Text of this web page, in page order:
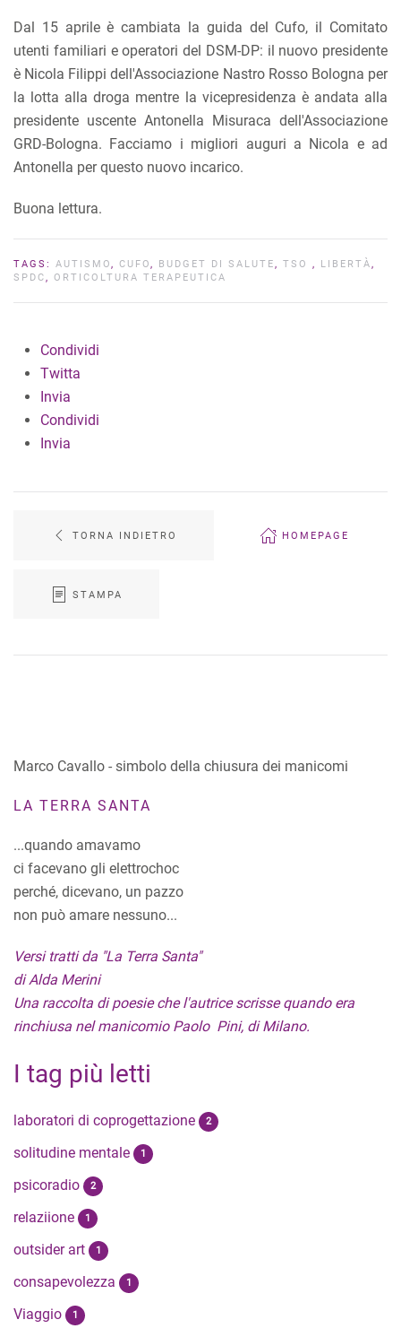
Dal 15 aprile è cambiata la guida del Cufo, il Comitato
utenti familiari e operatori del DSM-DP: il nuovo presidente
è Nicola Filippi dell'Associazione Nastro Rosso Bologna per
la lotta alla droga mentre la vicepresidenza è andata alla
presidente uscente Antonella Misuraca dell'Associazione
GRD-Bologna. Facciamo i migliori auguri a Nicola e ad
Antonella per questo nuovo incarico.
Buona lettura.
TAGS: AUTISMO, CUFO, BUDGET DI SALUTE, TSO , LIBERTÀ,
SPDC, ORTICOLTURA TERAPEUTICA
Condividi
Twitta
Invia
Condividi
Invia
TORNA INDIETRO HOMEPAGE
STAMPA
Marco Cavallo - simbolo della chiusura dei manicomi
LA TERRA SANTA
...quando amavamo
ci facevano gli elettrochoc
perché, dicevano, un pazzo
non può amare nessuno...
Versi tratti da "La Terra Santa"
di Alda Merini
Una raccolta di poesie che l'autrice scrisse quando era
rinchiusa nel manicomio Paolo Pini, di Milano.
I tag più letti
laboratori di coprogettazione 2
solitudine mentale 1
psicoradio 2
relaziione 1
outsider art 1
consapevolezza 1
Viaggio 1